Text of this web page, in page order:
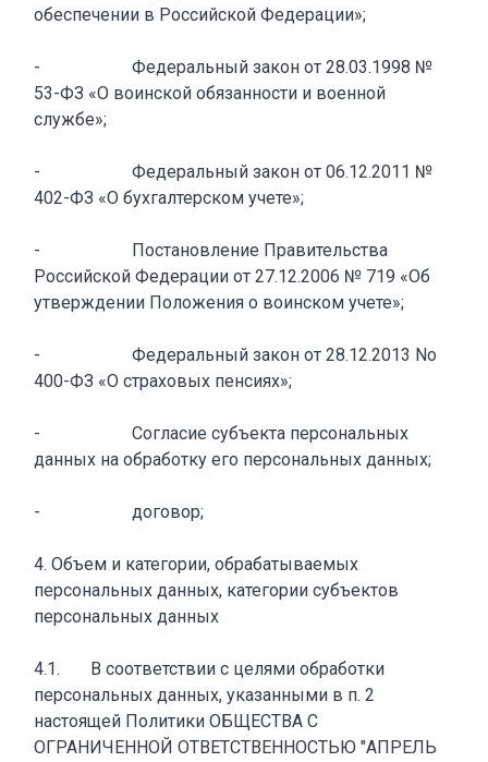
обеспечении в Российской Федерации»;
- Федеральный закон от 28.03.1998 №
53-ФЗ «О воинской обязанности и военной
службе»;
- Федеральный закон от 06.12.2011 №
402-ФЗ «О бухгалтерском учете»;
- Постановление Правительства
Российской Федерации от 27.12.2006 № 719 «Об
утверждении Положения о воинском учете»;
- Федеральный закон от 28.12.2013 No
400-ФЗ «О страховых пенсиях»;
- Согласие субъекта персональных
данных на обработку его персональных данных;
- договор;
4. Объем и категории, обрабатываемых
персональных данных, категории субъектов
персональных данных
4.1. В соответствии с целями обработки
персональных данных, указанными в п. 2
настоящей Политики ОБЩЕСТВА С
ОГРАНИЧЕННОЙ ОТВЕТСТВЕННОСТЬЮ "АПРЕЛЬ